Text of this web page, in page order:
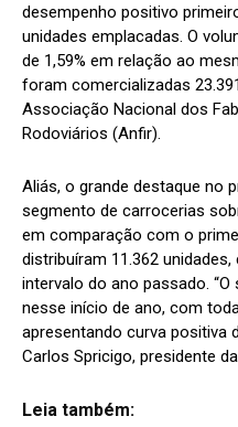
desempenho positivo
unidades emplacadas. O
de 1,59% em relação ao
foram comercializadas
Associação Nacional dos
Rodoviários (Anfir).
Aliás, o grande destaque no
segmento de carrocerias
em comparação com o
distribuíram 11.362
intervalo do ano passado.
nesse início de ano, com
apresentando curva positiva
Carlos Spricigo, presidente
Leia também: